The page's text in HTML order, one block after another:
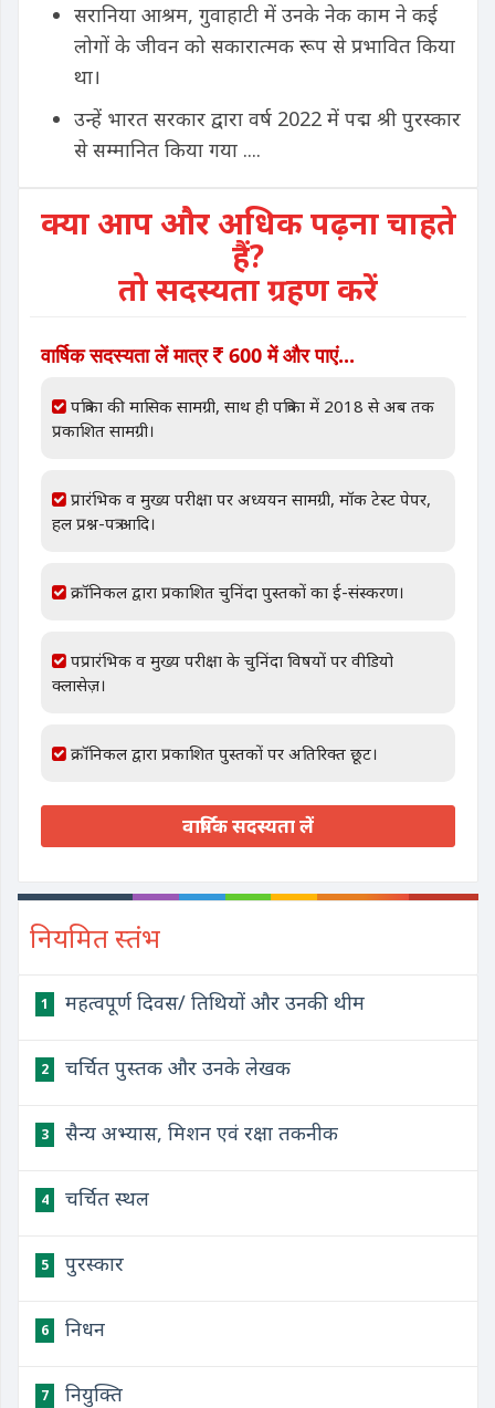
सरानिया आश्रम, गुवाहाटी में उनके नेक काम ने कई
लोगों के जीवन को सकारात्मक रूप से प्रभावित किया
था।
उन्हें भारत सरकार द्वारा वर्ष 2022 में पद्म श्री पुरस्कार
से सम्मानित किया गया ....
क्या आप और अधिक पढ़ना चाहते
हैं?
तो सदस्यता ग्रहण करें
वार्षिक सदस्यता लें मात्र 600 में और पाएं...
पत्रिका की मासिक सामग्री, साथ ही पत्रिका में 2018 से अब तक
प्रकाशित सामग्री।
प्रारंभिक व मुख्य परीक्षा पर अध्ययन सामग्री, मॉक टेस्ट पेपर,
हल प्रश्न-पत्र आदि।
क्रॉनिकल द्वारा प्रकाशित चुनिंदा पुस्तकों का ई-संस्करण।
पप्रारंभिक व मुख्य परीक्षा के चुनिंदा विषयों पर वीडियो
क्लासेज़।
क्रॉनिकल द्वारा प्रकाशित पुस्तकों पर अतिरिक्त छूट।
वार्षिक सदस्यता लें
नियमित स्तंभ
1 महत्वपूर्ण दिवस/ तिथियों और उनकी थीम
2 चर्चित पुस्तक और उनके लेखक
3 सैन्य अभ्यास, मिशन एवं रक्षा तकनीक
4 चर्चित स्थल
5 पुरस्कार
6 निधन
7 नियुक्ति